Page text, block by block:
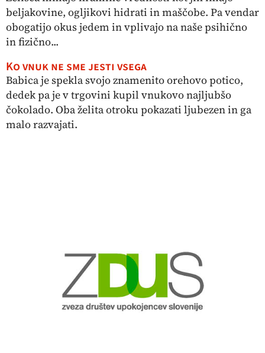
beljakovine, ogljikovi hidrati in maščobe. Pa vendar
obogatijo okus jedem in vplivajo na naše psihično
in fizično...
Ko vnuk ne sme jesti vsega
Babica je spekla svojo znamenito orehovo potico,
dedek pa je v trgovini kupil vnukovo najljubšo
čokolado. Oba želita otroku pokazati ljubezen in ga
malo razvajati.